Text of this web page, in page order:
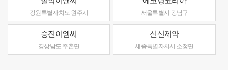
강원특별자치도 원주시 서울특별시 강남구
승진이엠씨
경상남도 주촌면
신신제약
세종특별자치시 소정면